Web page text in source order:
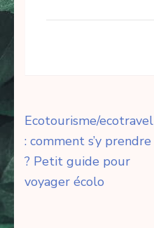
Navigation
de
l’article
Ecotourisme/ecotravel
: comment s’y prendre
? Petit guide pour
voyager écolo